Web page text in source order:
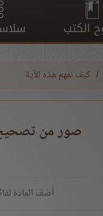
الكتب
كيف نفهم هذه الآية
صور من تصحيح
أضف المادة